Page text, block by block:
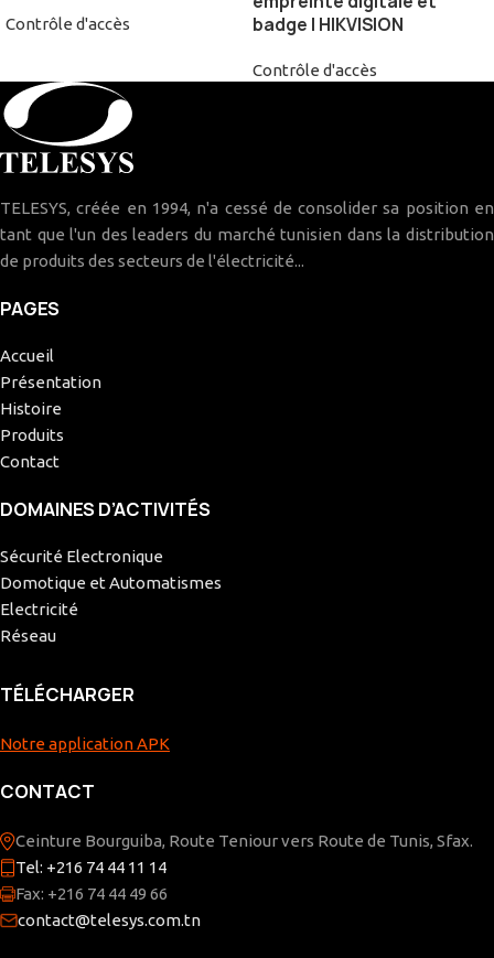
Contrôle d'accès
badge | HIKVISION
Contrôle d'accès
TELESYS, créée en 1994, n'a cessé de consolider sa position en
tant que l'un des leaders du marché tunisien dans la distribution
de produits des secteurs de l'électricité...
PAGES
Accueil
Présentation
Histoire
Produits
Contact
DOMAINES D’ACTIVITÉS
Sécurité Electronique
Domotique et Automatismes
Electricité
Réseau
TÉLÉCHARGER
Notre application APK
CONTACT
Ceinture Bourguiba, Route Teniour vers Route de Tunis, Sfax.
Tel: +216 74 44 11 14
Fax: +216 74 44 49 66
contact@telesys.com.tn